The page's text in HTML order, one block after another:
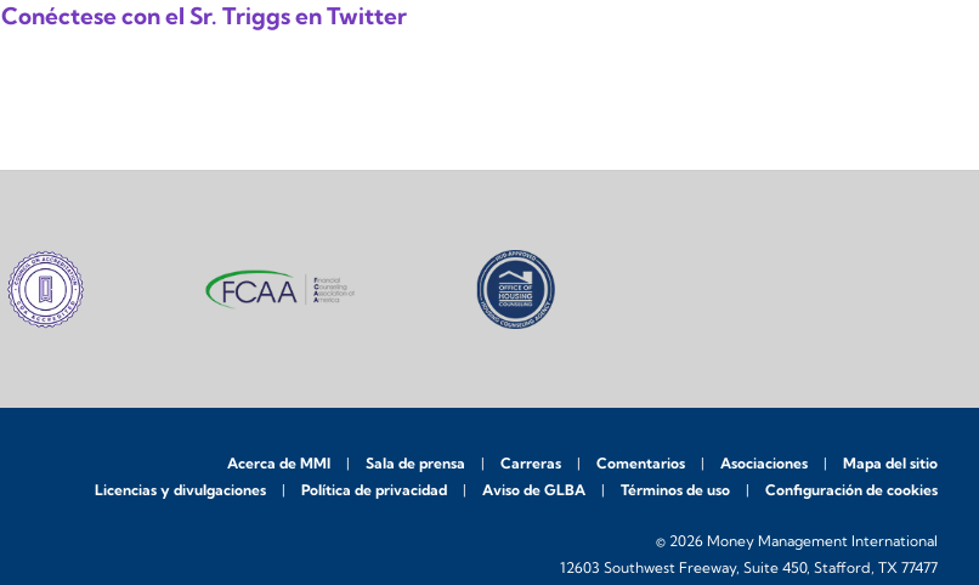
Conéctese con el Sr. Triggs en Twitter
Acerca de MMI Sala de prensa Carreras Comentarios Asociaciones
Mapa del sitio
Licencias y divulgaciones
Política de privacidad Aviso de GLBA Términos de uso Configuración de cookies
© 2026 Money Management International
12603 Southwest Freeway, Suite 450, Stafford, TX 77477